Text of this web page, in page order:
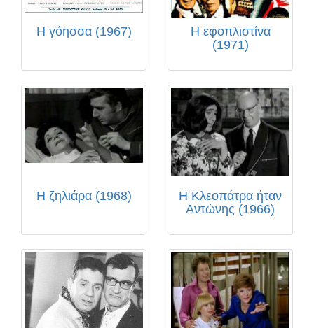
Η γόησσα (1967)
Η εφοπλιστίνα
(1971)
Η ζηλιάρα (1968)
Η Κλεοπάτρα ήταν
Αντώνης (1966)